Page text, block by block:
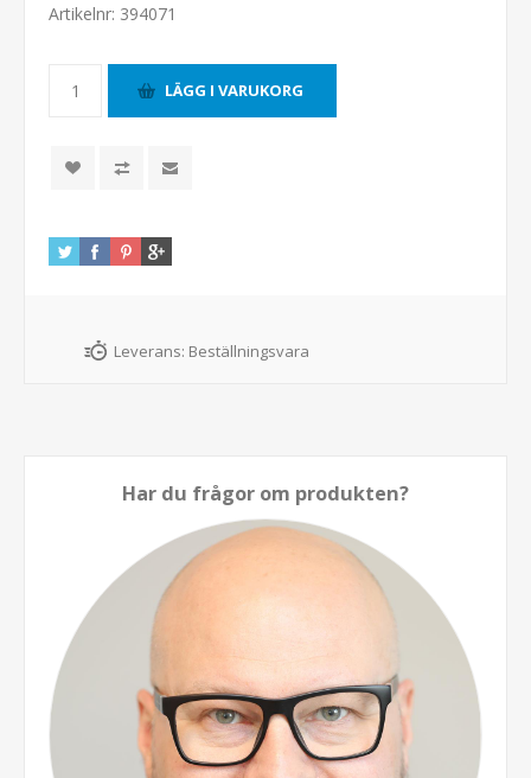
Artikelnr: 394071
Leverans: Beställningsvara
Har du frågor om produkten?